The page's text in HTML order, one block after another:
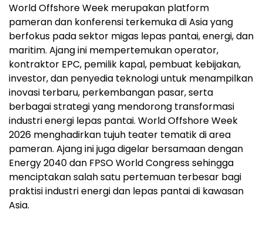
World Offshore Week merupakan platform
pameran dan konferensi terkemuka di Asia yang
berfokus pada sektor migas lepas pantai, energi, dan
maritim. Ajang ini mempertemukan operator,
kontraktor EPC, pemilik kapal, pembuat kebijakan,
investor, dan penyedia teknologi untuk menampilkan
inovasi terbaru, perkembangan pasar, serta
berbagai strategi yang mendorong transformasi
industri energi lepas pantai. World Offshore Week
2026 menghadirkan tujuh teater tematik di area
pameran. Ajang ini juga digelar bersamaan dengan
Energy 2040 dan FPSO World Congress sehingga
menciptakan salah satu pertemuan terbesar bagi
praktisi industri energi dan lepas pantai di kawasan
Asia.